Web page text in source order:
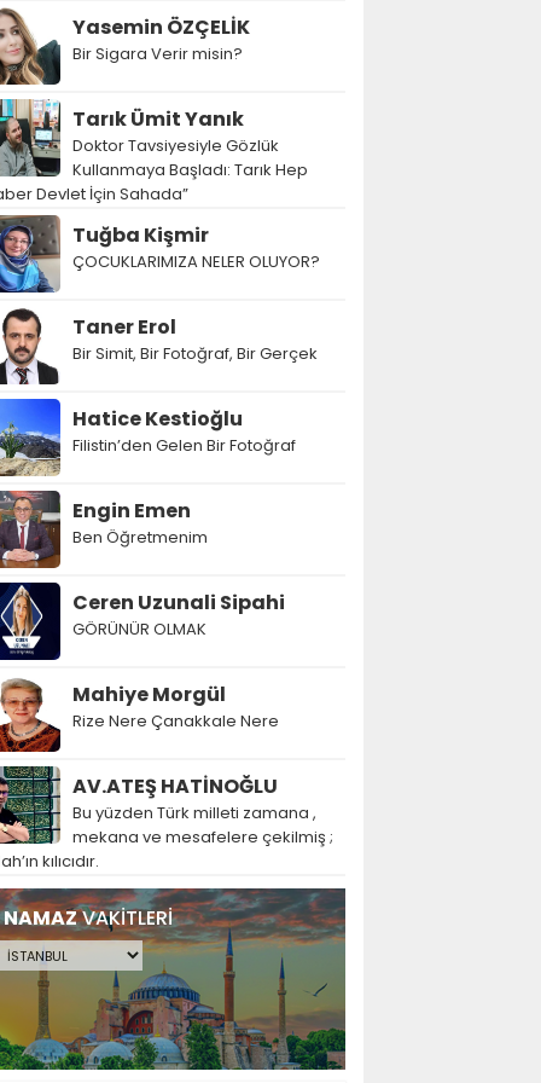
Yasemin ÖZÇELİK
Bir Sigara Verir misin?
Tarık Ümit Yanık
Doktor Tavsiyesiyle Gözlük
Kullanmaya Başladı: Tarık Hep
Devlet İçin Sahada”
Tuğba Kişmir
ÇOCUKLARIMIZA NELER OLUYOR?
Taner Erol
Bir Simit, Bir Fotoğraf, Bir Gerçek
Hatice Kestioğlu
Filistin’den Gelen Bir Fotoğraf
Engin Emen
Ben Öğretmenim
Ceren Uzunali Sipahi
GÖRÜNÜR OLMAK
Mahiye Morgül
Rize Nere Çanakkale Nere
AV.ATEŞ HATİNOĞLU
Bu yüzden Türk milleti zamana ,
mekana ve mesafelere çekilmiş ;
kılıcıdır.
NAMAZVAKİTLERİ